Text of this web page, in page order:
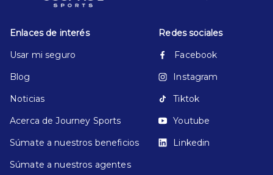
Enlaces de interés
Usar mi seguro
Blog
Noticias
Acerca de Journey Sports
Súmate a nuestros beneficios
Súmate a nuestros agentes
Redes sociales
Facebook
Instagram
Tiktok
Youtube
Linkedin